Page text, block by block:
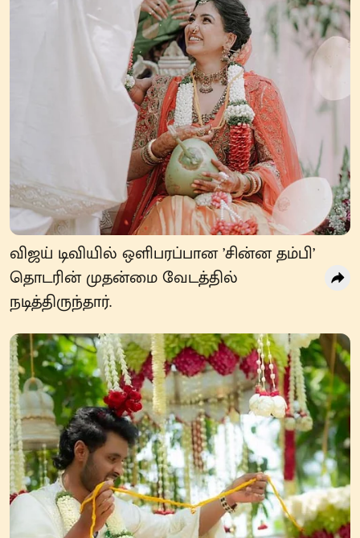
விஜய் டிவியில் ஒளிபரப்பான ’சின்ன தம்பி’
தொடரின் முதன்மை வேடத்தில்
நடித்திருந்தார்.